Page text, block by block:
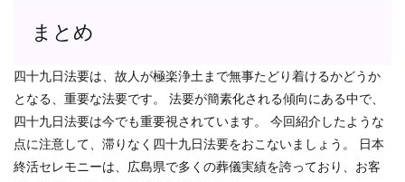
まとめ
四十九日法要は、故人が極楽浄土まで無事たどり着けるかどうか
となる、重要な法要です。 法要が簡素化される傾向にある中で、
四十九日法要は今でも重要視されています。
今回紹介したような
点に注意して、滞りなく四十九日法要をおこないましょう。 日本
終活セレモニーは、広島県で多くの葬儀実績を誇っており、お客